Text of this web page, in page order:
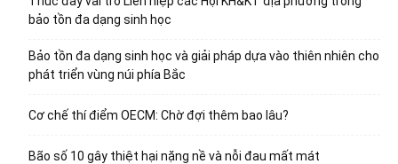
bảo tồn đa dạng sinh học
Bảo tồn đa dạng sinh học và giải pháp dựa vào thiên nhiên cho
phát triển vùng núi phía Bắc
Cơ chế thí điểm OECM: Chờ đợi thêm bao lâu?
Bão số 10 gây thiệt hại nặng nề và nỗi đau mất mát